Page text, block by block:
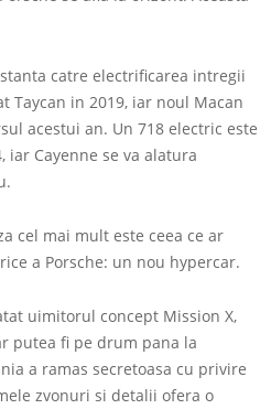
catre electrificarea intregii
Taycan in 2019, iar noul Macan
acestui an. Un 718 electric este
iar Cayenne se va alatura
cel mai mult este ceea ce ar
a Porsche: un nou hypercar.
uimitorul concept Mission X,
putea fi pe drum pana la
a ramas secretoasa cu privire
zvonuri si detalii ofera o